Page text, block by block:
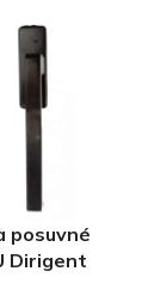
posuvné
Dirigent